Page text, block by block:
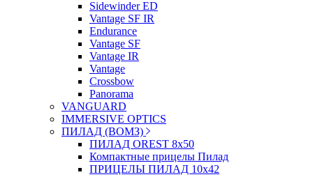
Sidewinder ED
Vantage SF IR
Endurance
Vantage SF
Vantage IR
Vantage
Crossbow
Panorama
VANGUARD
IMMERSIVE OPTICS
ПИЛАД (ВОМЗ)
ПИЛАД OREST 8х50
Компактные прицелы Пилад
ПРИЦЕЛЫ ПИЛАД 10х42